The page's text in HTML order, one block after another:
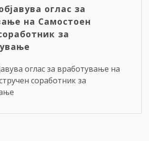
оглас за
на Самостоен
за
оглас за вработување на
соработник за